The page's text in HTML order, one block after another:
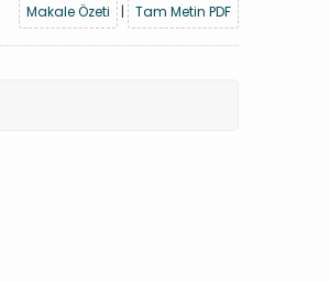
Makale Özeti
| Tam Metin PDF